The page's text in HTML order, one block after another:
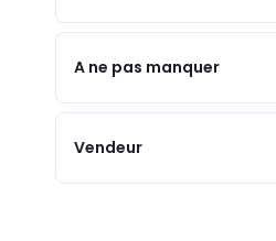
A ne pas manquer
Vendeur